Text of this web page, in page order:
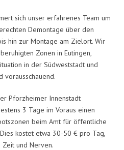
sich unser erfahrenes Team um
Demontage über den
hin zur Montage am Zielort. Wir
Zonen in Eutingen,
in der Südweststadt und
vorausschauend.
Pforzheimer Innenstadt
3 Tage im Voraus einen
beim Amt für öffentliche
kostet etwa 30-50 € pro Tag,
und Nerven.